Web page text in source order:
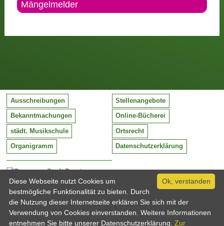
Mängelmelder
Stadt Barntrup
Mittelstraße 38
32683 Barntrup
Tel:
Email:
05263 / 409-0
info@barntrup.de
Ausschreibungen Stellenangebote
Bekanntmachungen Online-Bücherei
städt. Musikschule Ortsrecht
Organigramm Datenschutzerklärung
Ok, verstanden
Diese Webseite nutzt Cookies um
bestmögliche Funktionalität zu bieten. Durch
die Nutzung dieser Internetseite erklären Sie sich mit der
Verwendung von Cookies einverstanden. Weitere Informationen
entnehmen Sie bitte unserer Datenschutzerklärung. Zur